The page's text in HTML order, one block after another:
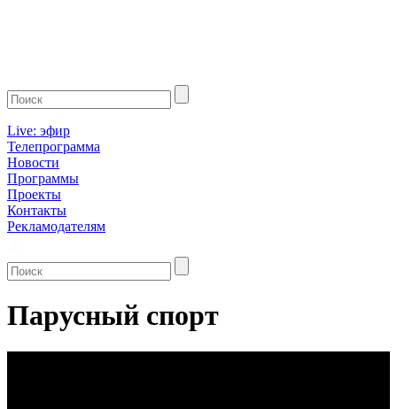
Live: эфир
Телепрограмма
Новости
Программы
Проекты
Контакты
Рекламодателям
Парусный спорт